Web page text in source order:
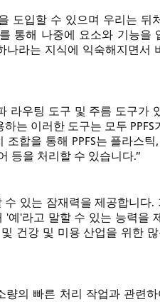
도입할 수 있으며 우리는 뒤
통해 나중에 요소와 기능을
나라는 지식에 익숙해지면서
라우팅 도구 및 주름 도구가
는 이러한 도구는 모두
합을 통해 PPFS는 플라스
등을 처리할 수 있습니다.
있는 잠재력을 제공합니다.
예'라고 말할 수 있는 능력을
건강 및 미용 산업을 위한 많
량의 빠른 처리 작업과 관련